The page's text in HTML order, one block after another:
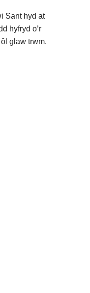
Sant hyd at
hyfryd o’r
glaw trwm.